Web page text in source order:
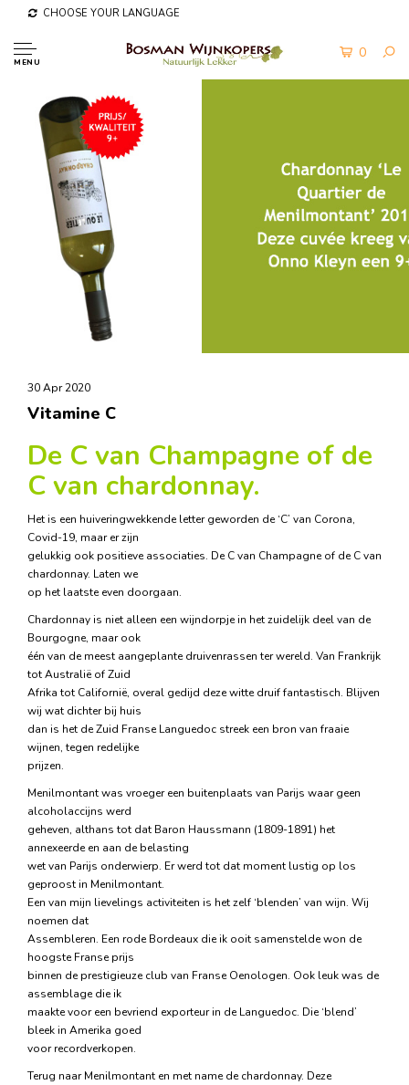
CHOOSE YOUR LANGUAGE
MENU
0
30 Apr 2020
Vitamine C
De C van Champagne of de
C van chardonnay.
Het is een huiveringwekkende letter geworden de ‘C’ van Corona,
Covid-19, maar er zijn
gelukkig ook positieve associaties. De C van Champagne of de C van
chardonnay. Laten we
op het laatste even doorgaan.
Chardonnay is niet alleen een wijndorpje in het zuidelijk deel van de
Bourgogne, maar ook
één van de meest aangeplante druivenrassen ter wereld. Van Frankrijk
tot Australië of Zuid
Afrika tot Californië, overal gedijd deze witte druif fantastisch. Blijven
wij wat dichter bij huis
dan is het de Zuid Franse Languedoc streek een bron van fraaie
wijnen, tegen redelijke
prijzen.
Menilmontant was vroeger een buitenplaats van Parijs waar geen
alcoholaccijns werd
geheven, althans tot dat Baron Haussmann (1809-1891) het
annexeerde en aan de belasting
wet van Parijs onderwierp. Er werd tot dat moment lustig op los
geproost in Menilmontant.
Een van mijn lievelings activiteiten is het zelf ‘blenden’ van wijn. Wij
noemen dat
Assembleren. Een rode Bordeaux die ik ooit samenstelde won de
hoogste Franse prijs
binnen de prestigieuze club van Franse Oenologen. Ook leuk was de
assemblage die ik
maakte voor een bevriend exporteur in de Languedoc. Die ‘blend’
bleek in Amerika goed
voor recordverkopen.
Terug naar Menilmontant en met name de chardonnay. Deze